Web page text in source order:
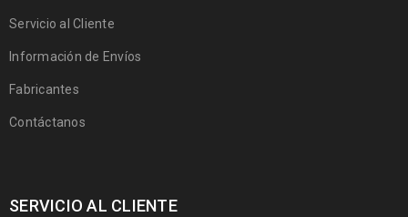
Servicio al Cliente
Información de Envíos
Fabricantes
Contáctanos
SERVICIO AL CLIENTE